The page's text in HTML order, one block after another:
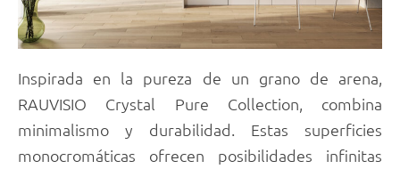
Inspirada en la pureza de un grano de arena,
RAUVISIO Crystal Pure Collection, combina
minimalismo y durabilidad. Estas superficies
monocromáticas ofrecen posibilidades infinitas